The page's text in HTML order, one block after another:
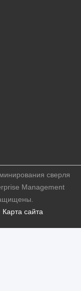
Карта сайта
сверля
Management